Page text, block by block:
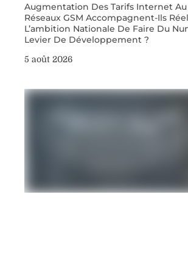
Augmentation Des Tarifs Internet Au
Réseaux GSM Accompagnent-Ils
L’ambition Nationale De Faire Du
Levier De Développement ?
5 août 2026